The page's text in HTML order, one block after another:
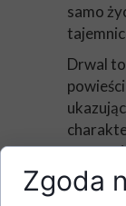
samo
Drwal to
Zgoda